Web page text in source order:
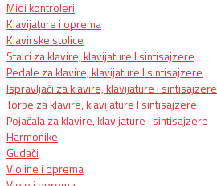
Midi kontroleri
Klavijature i oprema
Klavirske stolice
Stalci za klavire, klavijature I sintisajzere
Pedale za klavire, klavijature I sintisajzere
Ispravljači za klavire, klavijature I sintisajzere
Torbe za klavire, klavijature I sintisajzere
Pojačala za klavire, klavijature I sintisajzere
Harmonike
Gudači
Violine i oprema